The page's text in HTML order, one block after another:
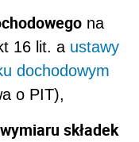
na
16 lit. a ustawy
dochodowym
o PIT),
składek